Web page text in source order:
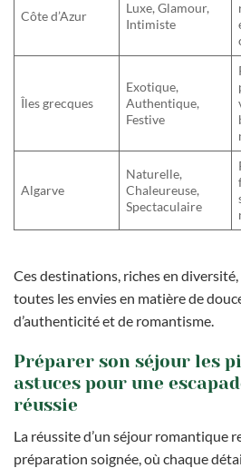
Côte d’Azur
Luxe, Glamour,
Intimiste
Îles grecques
Exotique,
Authentique,
Festive
Algarve
Naturelle,
Chaleureuse,
Spectaculaire
Ces destinations, riches en
toutes les envies en matière de
d’authenticité et de romantisme.
Préparer son séjour les
astuces pour une
réussie
La réussite d’un séjour romantique
préparation soignée, où chaque